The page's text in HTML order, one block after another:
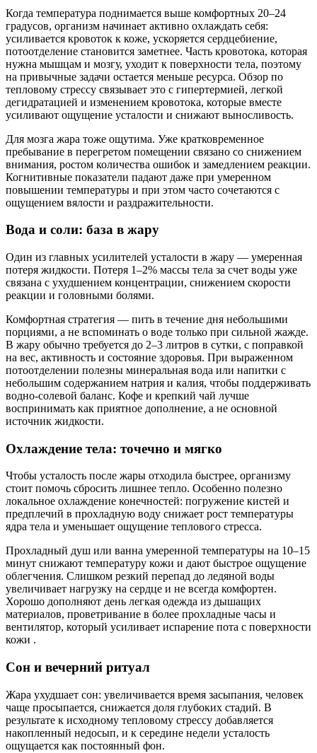
Когда температура поднимается выше комфортных 20–24
градусов, организм начинает активно охлаждать себя:
усиливается кровоток к коже, ускоряется сердцебиение,
потоотделение становится заметнее. Часть кровотока, которая
нужна мышцам и мозгу, уходит к поверхности тела, поэтому
на привычные задачи остается меньше ресурса. Обзор по
тепловому стрессу связывает это с гипертермией, легкой
дегидратацией и изменением кровотока, которые вместе
усиливают ощущение усталости и снижают выносливость.
Для мозга жара тоже ощутима. Уже кратковременное
пребывание в перегретом помещении связано со снижением
внимания, ростом количества ошибок и замедлением реакции.
Когнитивные показатели падают даже при умеренном
повышении температуры и при этом часто сочетаются с
ощущением вялости и раздражительности.
Вода и соли: база в жару
Один из главных усилителей усталости в жару — умеренная
потеря жидкости. Потеря 1–2% массы тела за счет воды уже
связана с ухудшением концентрации, снижением скорости
реакции и головными болями.
Комфортная стратегия — пить в течение дня небольшими
порциями, а не вспоминать о воде только при сильной жажде.
В жару обычно требуется до 2–3 литров в сутки, с поправкой
на вес, активность и состояние здоровья. При выраженном
потоотделении полезны минеральная вода или напитки с
небольшим содержанием натрия и калия, чтобы поддерживать
водно‑солевой баланс. Кофе и крепкий чай лучше
воспринимать как приятное дополнение, а не основной
источник жидкости.
Охлаждение тела: точечно и мягко
Чтобы усталость после жары отходила быстрее, организму
стоит помочь сбросить лишнее тепло. Особенно полезно
локальное охлаждение конечностей: погружение кистей и
предплечий в прохладную воду снижает рост температуры
ядра тела и уменьшает ощущение теплового стресса.
Прохладный душ или ванна умеренной температуры на 10–15
минут снижают температуру кожи и дают быстрое ощущение
облегчения. Слишком резкий перепад до ледяной воды
увеличивает нагрузку на сердце и не всегда комфортен.
Хорошо дополняют день легкая одежда из дышащих
материалов, проветривание в более прохладные часы и
вентилятор, который усиливает испарение пота с поверхности
кожи .
Сон и вечерний ритуал
Жара ухудшает сон: увеличивается время засыпания, человек
чаще просыпается, снижается доля глубоких стадий. В
результате к исходному тепловому стрессу добавляется
накопленный недосып, и к середине недели усталость
ощущается как постоянный фон.